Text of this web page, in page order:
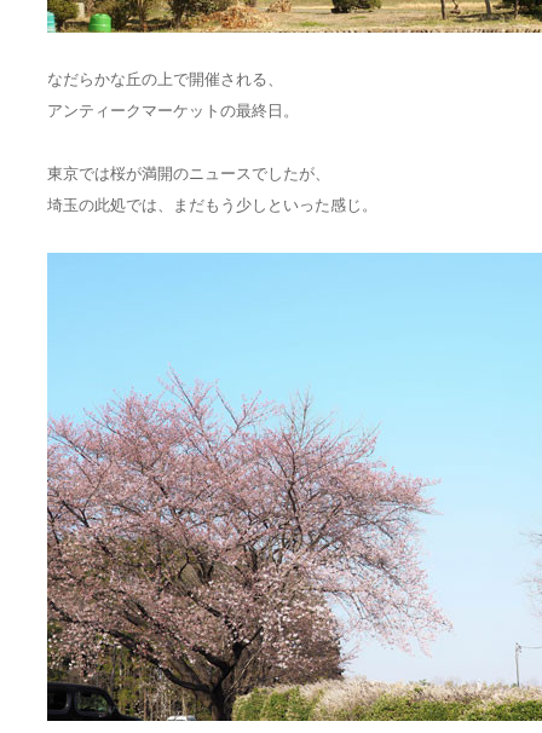
なだらかな丘の上で開催される、
アンティークマーケットの最終日。
東京では桜が満開のニュースでしたが、
埼玉の此処では、まだもう少しといった感じ。